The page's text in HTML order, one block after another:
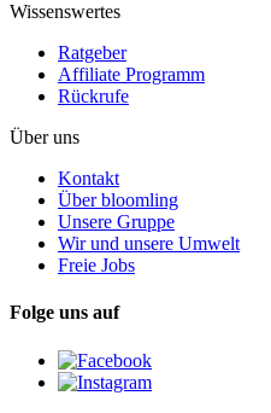
Wissenswertes
Ratgeber
Affiliate Programm
Rückrufe
Über uns
Kontakt
Über bloomling
Unsere Gruppe
Wir und unsere Umwelt
Freie Jobs
Folge uns auf